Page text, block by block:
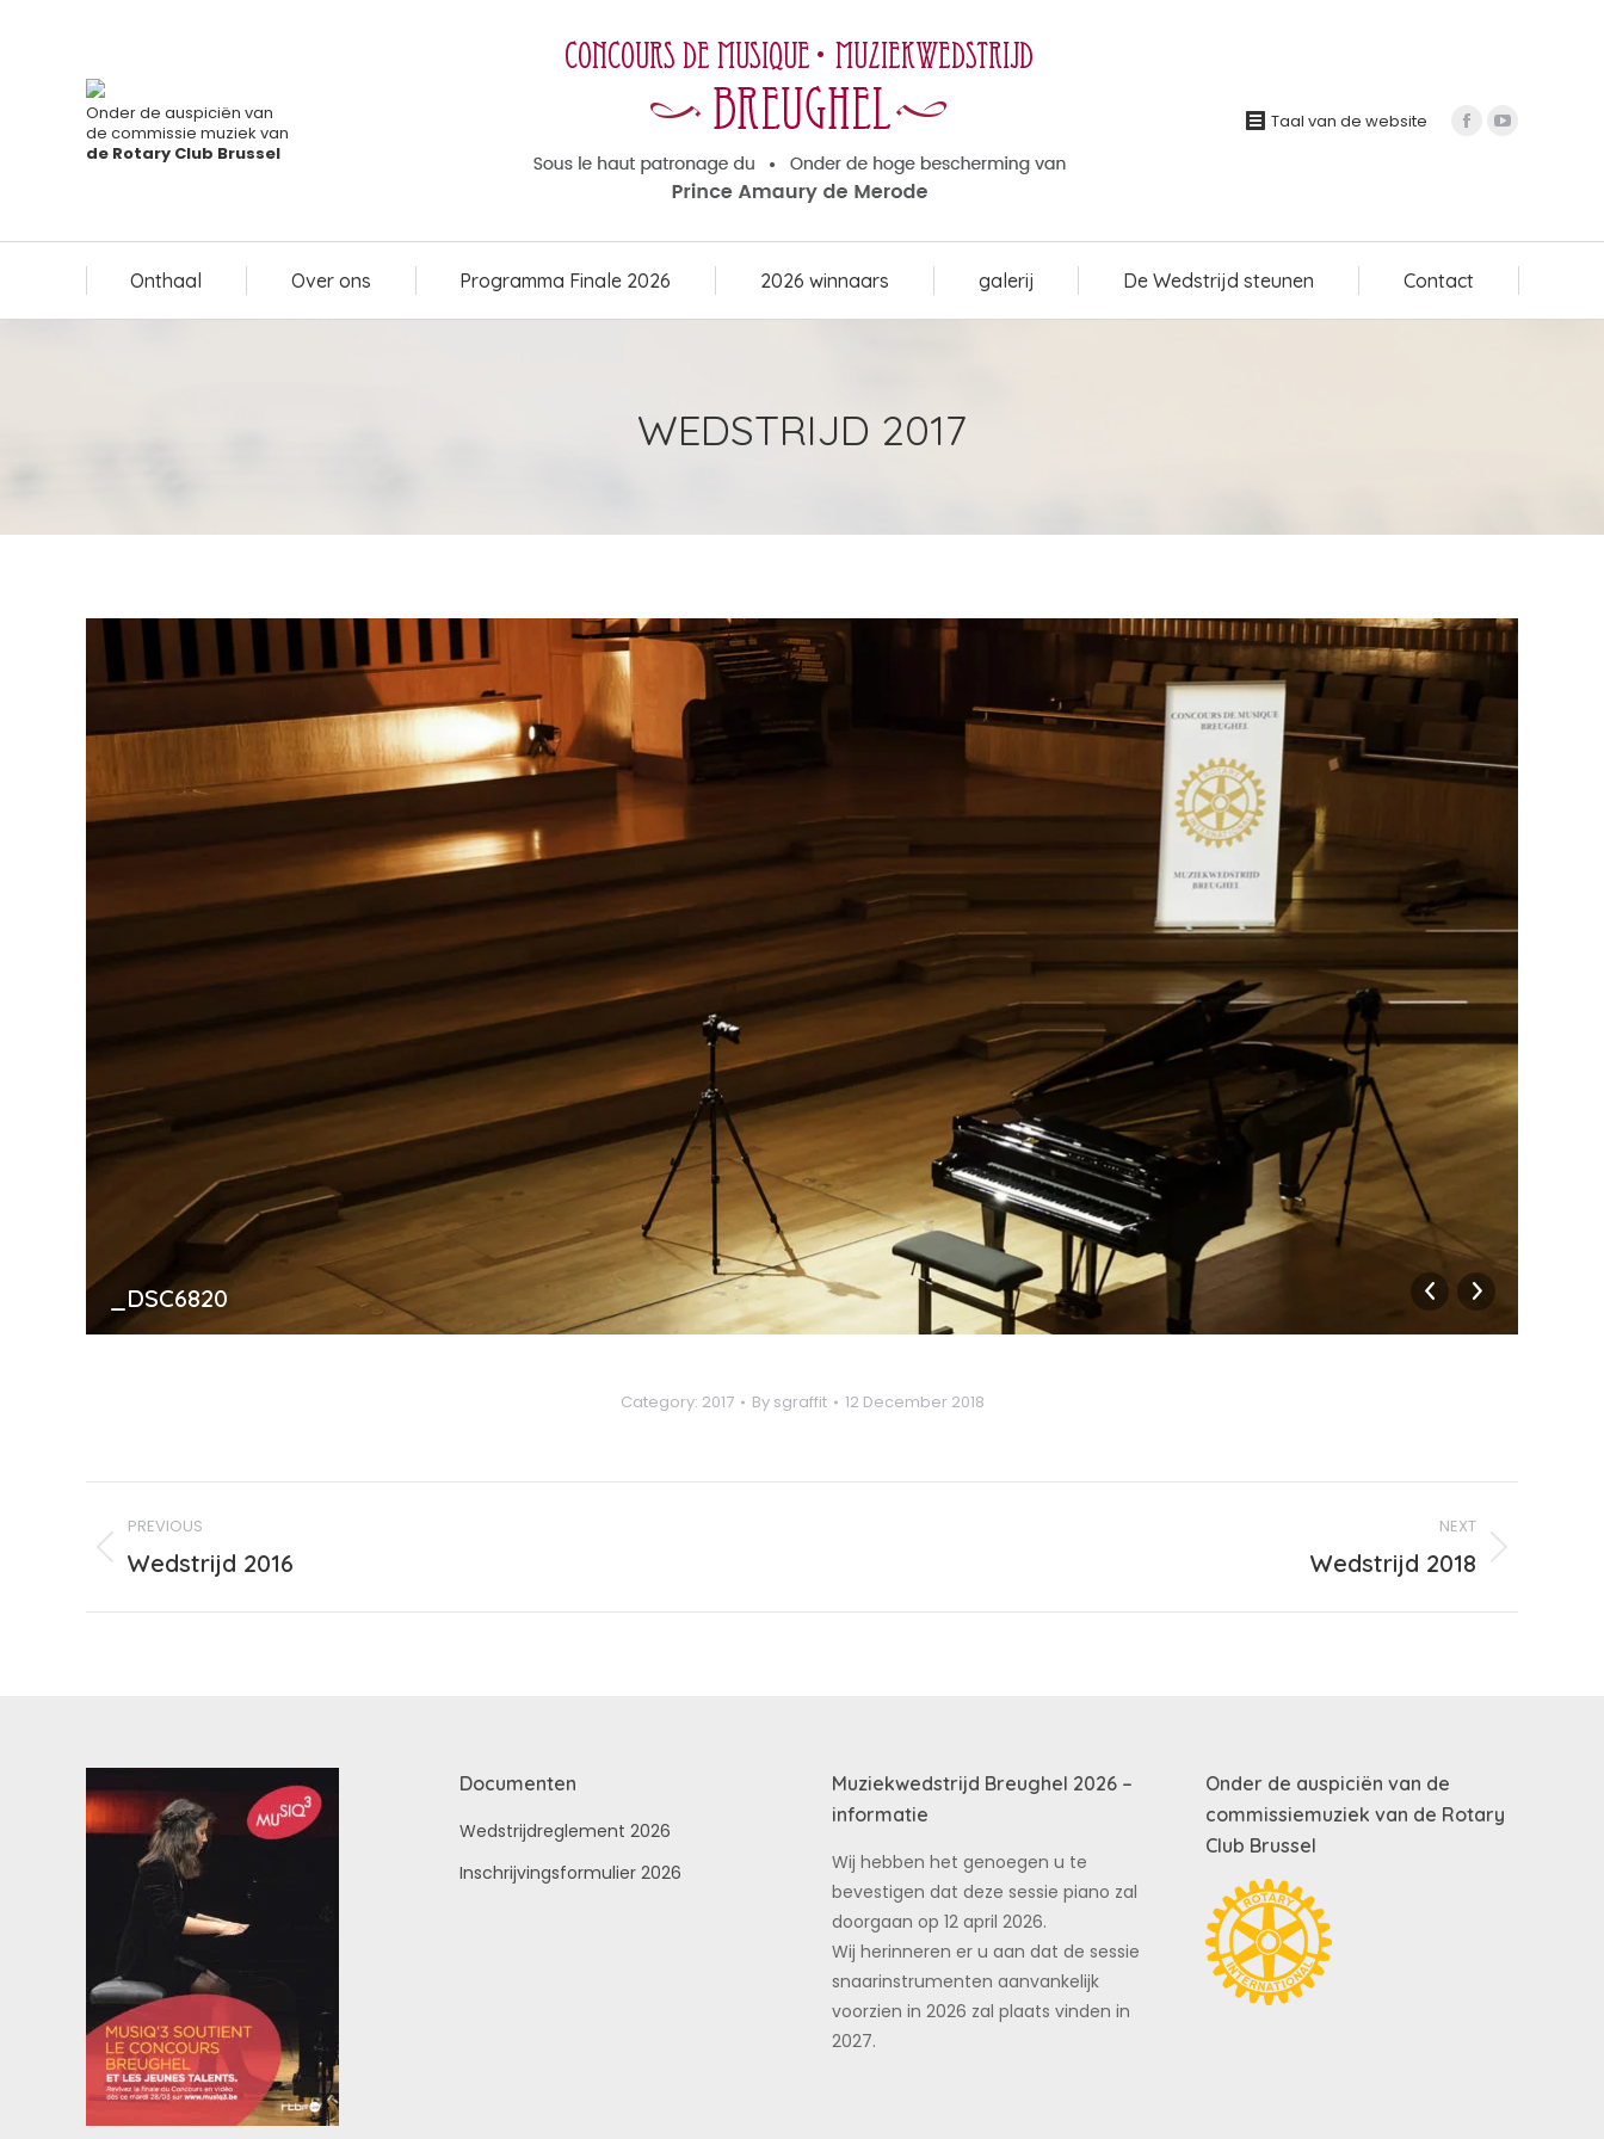
Onder de auspiciën van
de commissie muziek van
de Rotary Club Brussel
Taal van de website
Onthaal Over ons Programma Finale 2026 2026 winnaars galerij De Wedstrijd steunen Contact
WEDSTRIJD 2017
_DSC6820
Category: 2017 By sgraffit 12 December 2018
Album
navigation
PREVIOUS
Previous
Wedstrijd 2016
NEXT
Wedstrijd 2018
Documenten
Wedstrijdreglement 2026
Inschrijvingsformulier 2026
Muziekwedstrijd Breughel 2026 –
informatie
Wij hebben het genoegen u te
bevestigen dat deze sessie piano zal
doorgaan op 12 april 2026.
Wij herinneren er u aan dat de sessie
snaarinstrumenten aanvankelijk
voorzien in 2026 zal plaats vinden in
2027.
Onder de auspiciën van de
commissiemuziek van de Rotary
Club Brussel
Programma Finale 2026 2026 winnaars galerij